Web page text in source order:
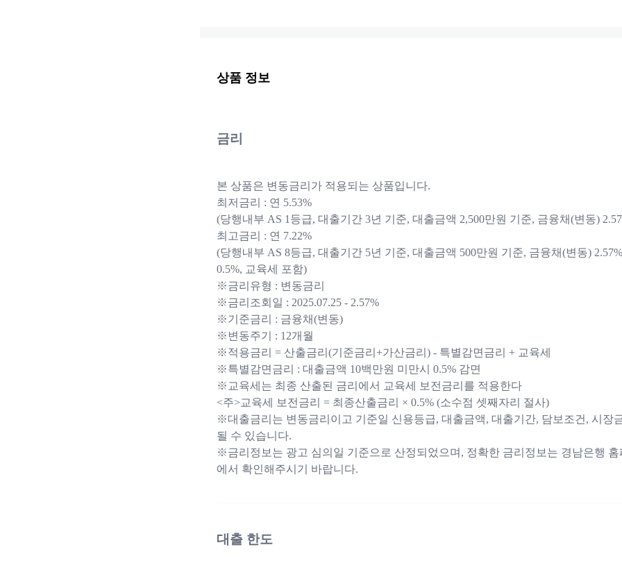
상품 정보
금리
본 상품은 변동금리가 적용되는 상품입니다.
최저금리 : 연 5.53%
(당행내부 AS 1등급, 대출기간 3년 기준, 대출금액 2,500만원 기준, 금융채(변동)
최고금리 : 연 7.22%
(당행내부 AS 8등급, 대출기간 5년 기준, 대출금액 500만원 기준, 금융채(변동)
0.5%, 교육세 포함)
※금리유형 : 변동금리
※금리조회일 : 2025.07.25 - 2.57%
※기준금리 : 금융채(변동)
※변동주기 : 12개월
※적용금리 = 산출금리(기준금리+가산금리) - 특별감면금리 + 교육세
※특별감면금리 : 대출금액 10백만원 미만시 0.5% 감면
※교육세는 최종 산출된 금리에서 교육세 보전금리를 적용한다
<주>교육세 보전금리 = 최종산출금리 × 0.5% (소수점 셋째자리 절사)
※대출금리는 변동금리이고 기준일 신용등급, 대출금액, 대출기간, 담보조건, 시장
될 수 있습니다.
※금리정보는 광고 심의일 기준으로 산정되었으며, 정확한 금리정보는 경남은행 홈
에서 확인해주시기 바랍니다.
대출 한도